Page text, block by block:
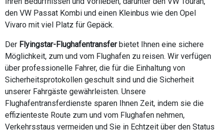
den VW Passat Kombi und einen Kleinbus wie den Opel
Vivaro mit viel Platz für Gepäck.
Der Flyingstar-Flughafentransferbietet Ihnen eine sichere
Möglichkeit, zum und vom Flughafen zu reisen. Wir verfügen
über professionelle Fahrer, die für die Einhaltung von
Sicherheitsprotokollen geschult sind und die Sicherheit
unserer Fahrgäste gewährleisten. Unsere
Flughafentransferdienste sparen Ihnen Zeit, indem sie die
effizienteste Route zum und vom Flughafen nehmen,
Verkehrsstaus vermeiden und Sie in Echtzeit über den Status